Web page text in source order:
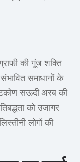
की गूंज शक्ति
समाधानों के
सऊदी अरब की
को उजागर
लोगों की